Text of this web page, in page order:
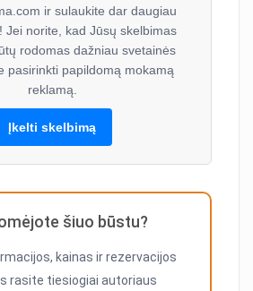
ir sulaukite dar daugiau
Jei norite, kad Jūsų skelbimas
rodomas dažniau svetainės
pasirinkti papildomą mokamą
reklamą.
Įkelti skelbimą
šiuo būstu?
kainas ir rezervacijos
rasite tiesiogiai autoriaus